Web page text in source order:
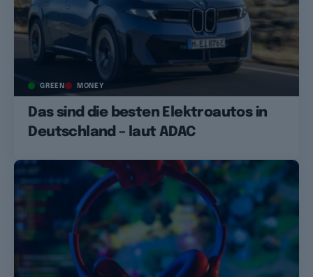
GREEN MONEY
Das sind die besten Elektroautos in
Deutschland – laut ADAC